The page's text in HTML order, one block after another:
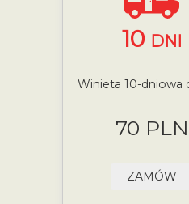
10 DNI
Winieta 10-dniowa
70 PLN
ZAMÓW